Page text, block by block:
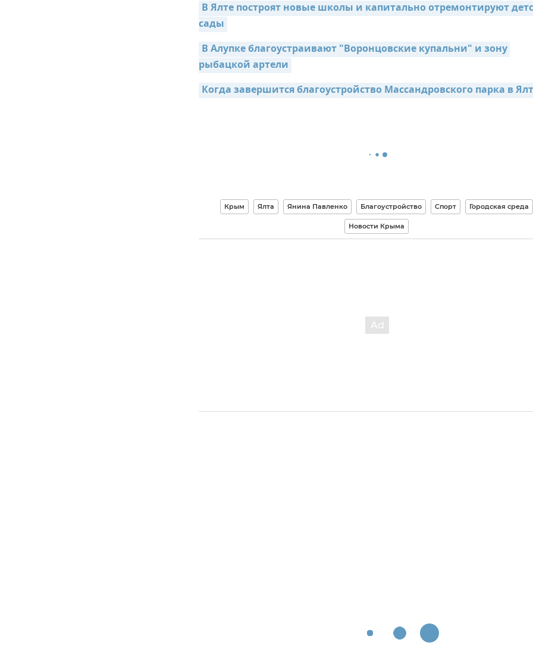
В Ялте построят новые школы и капитально отремонтируют
сады
В Алупке благоустраивают "Воронцовские купальни" и зону
рыбацкой артели
Когда завершится благоустройство Массандровского парка в
Крым Ялта Янина Павленко Благоустройство Спорт Городская среда
Новости Крыма